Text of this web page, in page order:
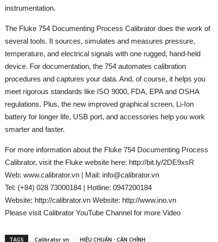
instrumentation.
The Fluke 754 Documenting Process Calibrator does the work of
several tools. It sources, simulates and measures pressure,
temperature, and electrical signals with one rugged, hand-held
device. For documentation, the 754 automates calibration
procedures and captures your data. And, of course, it helps you
meet rigorous standards like ISO 9000, FDA, EPA and OSHA
regulations. Plus, the new improved graphical screen, Li-Ion
battery for longer life, USB port, and accessories help you work
smarter and faster.
For more information about the Fluke 754 Documenting Process
Calibrator, visit the Fluke website here: http://bit.ly/2DE9xsR
Web: www.calibrator.vn | Mail: info@calibrator.vn
Tel: (+84) 028 73000184 | Hotline: 0947200184
Website: http://calibrator.vn Website: http://www.ino.vn
Please visit Calibrator YouTube Channel for more Video
TAGS Calibrator.vn
HIỆU CHUẨN - CÂN CHỈNH